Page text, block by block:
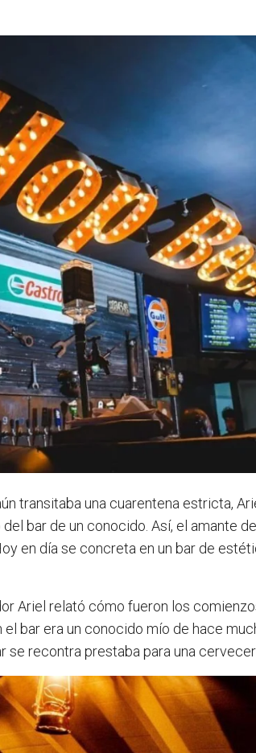
bar de un conocido. Así, el amante
en día se concreta en un bar de
Ariel relató cómo fueron los
bar era un conocido mío de hace
se recontra prestaba para una